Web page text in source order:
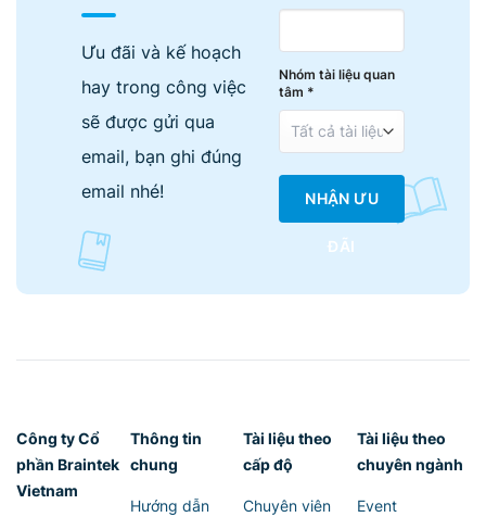
Ưu đãi và kế hoạch
hay trong công việc
sẽ được gửi qua
email, bạn ghi đúng
email nhé!
Nhóm tài liệu quan
tâm *
NHẬN ƯU
ĐÃI
Công ty Cổ
phần Braintek
Vietnam
Thông tin
chung
Hướng dẫn
Tài liệu theo
cấp độ
Chuyên viên
Tài liệu theo
chuyên ngành
Event